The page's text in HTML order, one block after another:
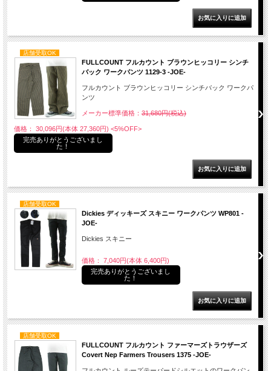
店舗受取OK
FULLCOUNT フルカウント ブラウンヒッコリー シンチ
バック ワークパンツ 1129-3 -JOE-
フルカウント ブラウンヒッコリー シンチバック ワークパ
ンツ
メーカー標準価格： 31,680円(税込)
価格： 30,096円(本体 27,360円) <5%OFF>
完売ありがとうございまし
た！
店舗受取OK
Dickies ディッキーズ スキニー ワークパンツ WP801 -
JOE-
Dickies スキニー
価格： 7,040円(本体 6,400円)
完売ありがとうございまし
た！
店舗受取OK
FULLCOUNT フルカウント ファーマーズトラウザーズ
Covert Nep Farmers Trousers 1375 -JOE-